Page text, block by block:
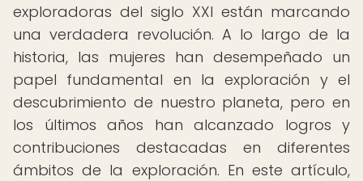
exploradoras del siglo XXI están marcando
una verdadera revolución. A lo largo de la
historia, las mujeres han desempeñado un
papel fundamental en la exploración y el
descubrimiento de nuestro planeta, pero en
los últimos años han alcanzado logros y
contribuciones destacadas en diferentes
ámbitos de la exploración. En este artículo,